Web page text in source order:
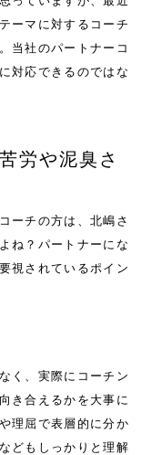
ーマに対するコーチ
当社のパートナーコ
対応できるのではな
労や泥臭さ
ーチの方は、北嶋さ
ね？パートナーにな
視されているポイン
く、実際にコーチン
き合えるかを大事に
理屈で表層的に分か
どもしっかりと理解